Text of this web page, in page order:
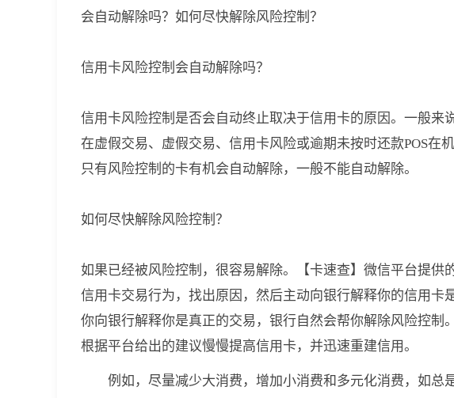
会自动解除吗？如何尽快解除风险控制？
信用卡风险控制会自动解除吗？
信用卡风险控制是否会自动终止取决于信用卡的原因。一般
在虚假交易、虚假交易、信用卡风险或逾期未按时还款POS在
只有风险控制的卡有机会自动解除，一般不能自动解除。
如何尽快解除风险控制？
如果已经被风险控制，很容易解除。【卡速查】微信平台提供
信用卡交易行为，找出原因，然后主动向银行解释你的信用卡
你向银行解释你是真正的交易，银行自然会帮你解除风险控制
根据平台给出的建议慢慢提高信用卡，并迅速重建信用。
例如，尽量减少大消费，增加小消费和多元化消费，如总